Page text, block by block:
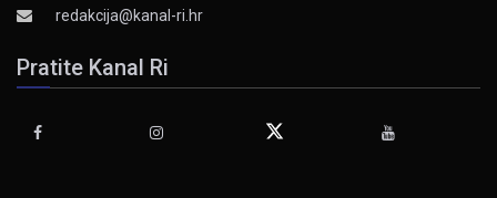
redakcija@kanal-ri.hr
Pratite Kanal Ri